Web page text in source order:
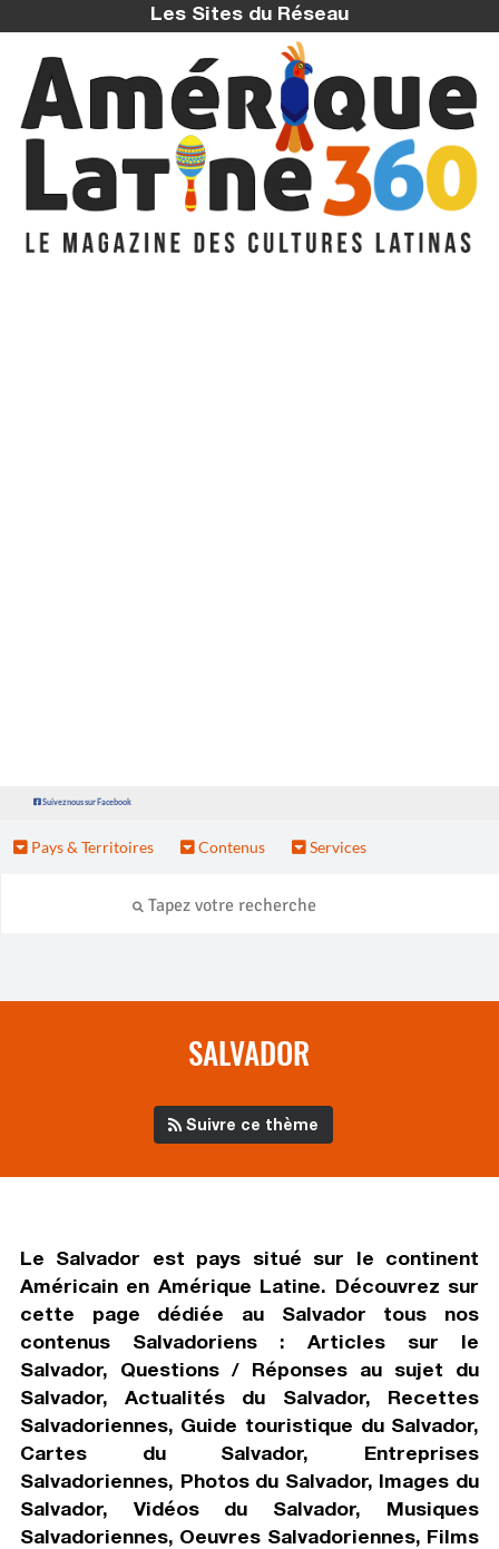
Les Sites du Réseau
Suivez nous sur Facebook
Pays & Territoires Contenus Services
SALVADOR
Suivre ce thème
Le Salvador est pays situé sur le continent
Américain en Amérique Latine. Découvrez sur
cette page dédiée au Salvador tous nos
contenus Salvadoriens : Articles sur le
Salvador, Questions / Réponses au sujet du
Salvador, Actualités du Salvador, Recettes
Salvadoriennes, Guide touristique du Salvador,
Cartes du Salvador, Entreprises
Salvadoriennes, Photos du Salvador, Images du
Salvador, Vidéos du Salvador, Musiques
Salvadoriennes, Oeuvres Salvadoriennes, Films